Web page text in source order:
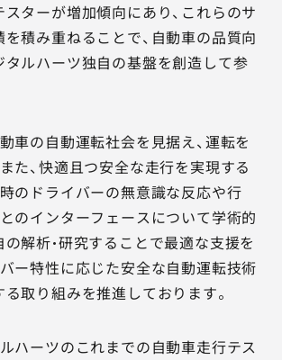
ターが増加傾向にあり、これらのサ
積み重ねることで、自動車の品質向
ルハーツ独自の基盤を創造して参
車の自動運転社会を見据え、運転を
た、快適且つ安全な走行を実現する
のドライバーの無意識な反応や行
のインターフェースについて学術的
解析・研究することで最適な支援を
ー特性に応じた安全な自動運転技術
取り組みを推進しております。
ハーツのこれまでの自動車走行テス